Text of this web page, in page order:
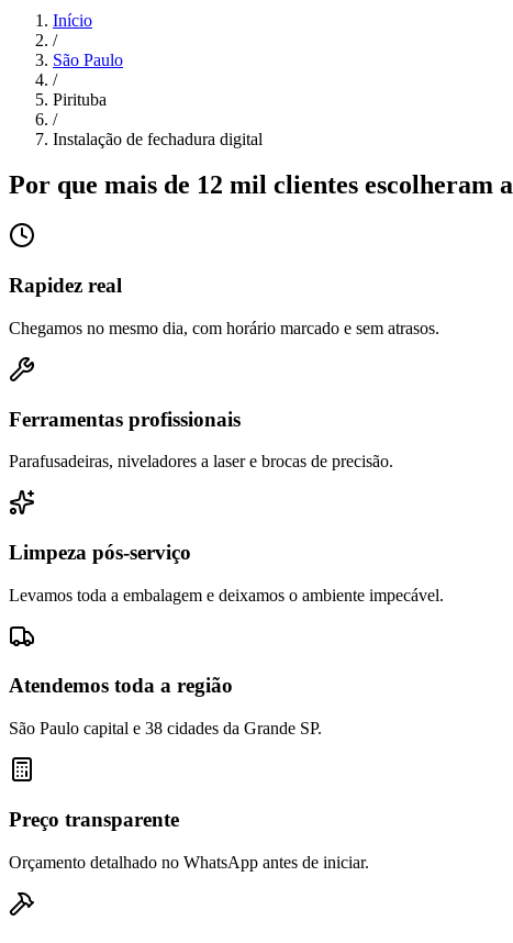
Início
/
São Paulo
/
Pirituba
/
Instalação de fechadura digital
Por que mais de 12 mil clientes escolheram
Rapidez real
Chegamos no mesmo dia, com horário marcado e sem atrasos.
Ferramentas profissionais
Parafusadeiras, niveladores a laser e brocas de precisão.
Limpeza pós-serviço
Levamos toda a embalagem e deixamos o ambiente impecável.
Atendemos toda a região
São Paulo capital e 38 cidades da Grande SP.
Preço transparente
Orçamento detalhado no WhatsApp antes de iniciar.